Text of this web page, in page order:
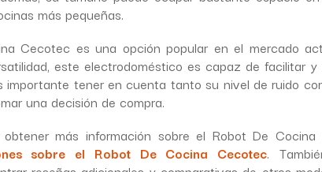
más pequeñas.
Cecotec es una opción popular en el mercado
este electrodoméstico es capaz de facilitar y
importante tener en cuenta tanto su nivel de ruido
una decisión de compra.
más información sobre el Robot De Cocina
sobre el Robot De Cocina Cecotec.